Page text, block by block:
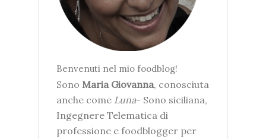
Benvenuti nel mio foodblog!
Sono Maria Giovanna, conosciuta
anche come Luna- Sono siciliana,
Ingegnere Telematica di
professione e foodblogger per